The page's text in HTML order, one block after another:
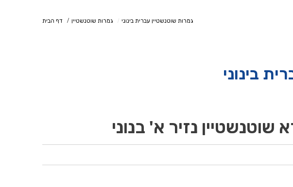
דף הבית גמרות שוטנשטיין גמרות שוטנשטיין עברית בינוני
בינוני
שוטנשטיין נזיר א' בנוני